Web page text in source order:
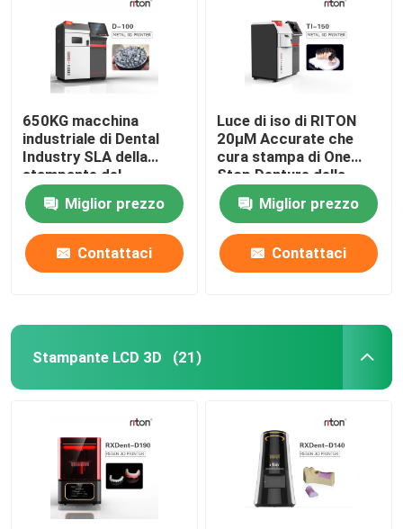
650KG macchina
industriale di Dental
Industry SLA della
stampante del
compatto DLMS 3D
Miglior prezzo
Contattaci
Luce di iso di RITON
20μM Accurate che
cura stampa di One
Stop Denture della
stampante 3D
Miglior prezzo
Contattaci
Stampante LCD 3D (21)